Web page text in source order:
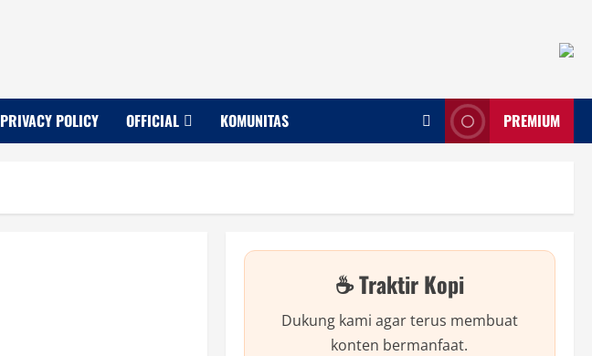
PRIVACY POLICY OFFICIAL KOMUNITAS PREMIUM
☕ Traktir Kopi
Dukung kami agar terus membuat
konten bermanfaat.